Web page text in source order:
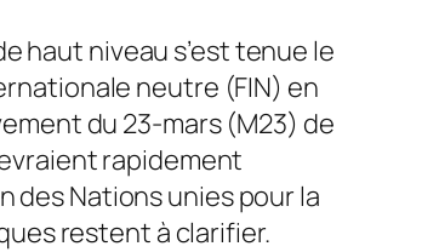
haut niveau s’est tenue le
neutre (FIN) en
du 23-mars (M23) de
rapidement
des Nations unies pour la
restent à clarifier.